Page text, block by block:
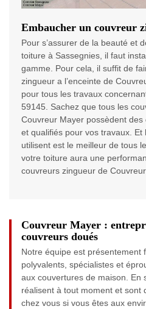
Embaucher un couvreur
Pour s’assurer de la beauté et
toiture à Sassegnies, il faut
gamme. Pour cela, il suffit de
zingueur a l’enceinte de
pour tous les travaux
59145. Sachez que tous les
Couvreur Mayer possèdent
et qualifiés pour vos travaux. Et
utilisent est le meilleur de tous
votre toiture aura une
couvreurs zingueur de
Couvreur Mayer :
couvreurs doués
Notre équipe est présentement
polyvalents, spécialistes et
aux couvertures de maison. En
réalisent à tout moment et sont
chez vous si vous êtes aux